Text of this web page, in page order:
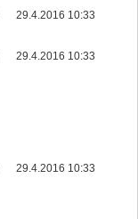
29.4.2016 10:33
29.4.2016 10:33
29.4.2016 10:33